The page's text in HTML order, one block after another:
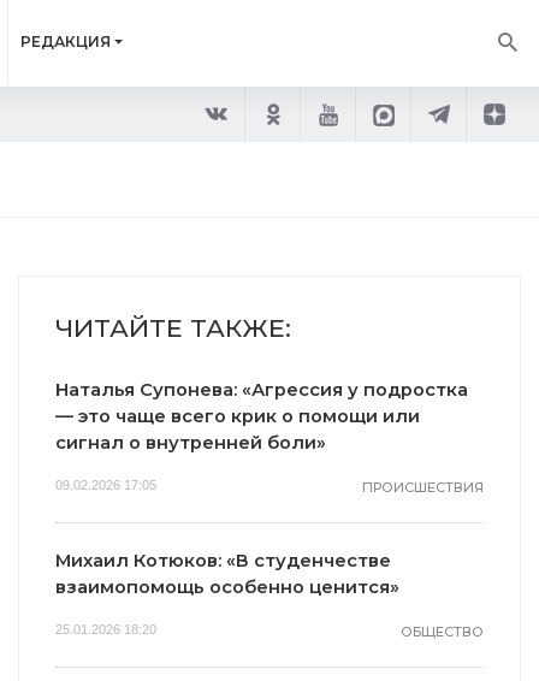
РЕДАКЦИЯ
ЧИТАЙТЕ ТАКЖЕ:
Наталья Супонева: «Агрессия у подростка
— это чаще всего крик о помощи или
сигнал о внутренней боли»
09.02.2026 17:05 ПРОИСШЕСТВИЯ
Михаил Котюков: «В студенчестве
взаимопомощь особенно ценится»
25.01.2026 18:20 ОБЩЕСТВО